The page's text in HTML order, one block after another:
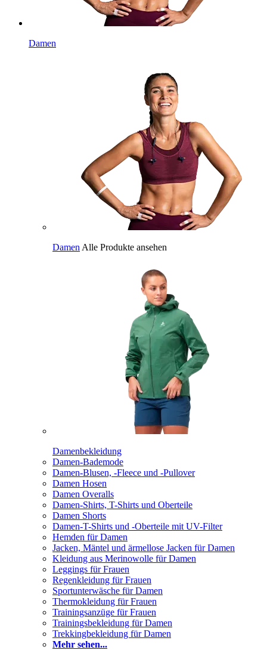
Damen
Damen Alle Produkte ansehen
Damenbekleidung
Damen-Bademode
Damen-Blusen, -Fleece und -Pullover
Damen Hosen
Damen Overalls
Damen-Shirts, T-Shirts und Oberteile
Damen Shorts
Damen-T-Shirts und -Oberteile mit UV-Filter
Hemden für Damen
Jacken, Mäntel und ärmellose Jacken für Damen
Kleidung aus Merinowolle für Damen
Leggings für Frauen
Regenkleidung für Frauen
Sportunterwäsche für Damen
Thermokleidung für Frauen
Trainingsanzüge für Frauen
Trainingsbekleidung für Damen
Trekkingbekleidung für Damen
Mehr sehen...